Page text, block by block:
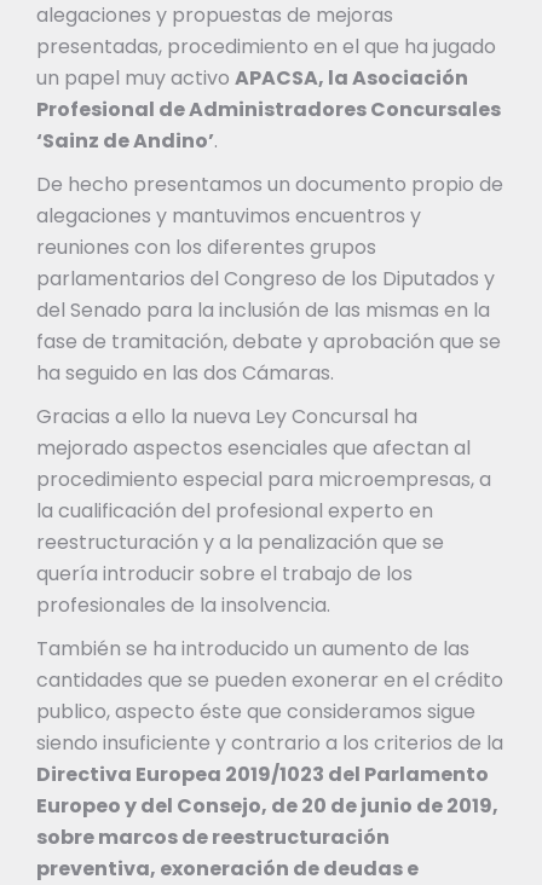
alegaciones y propuestas de mejoras
presentadas, procedimiento en el que ha jugado
un papel muy activo APACSA, la Asociación
Profesional de Administradores Concursales
‘Sainz de Andino’.
De hecho presentamos un documento propio de
alegaciones y mantuvimos encuentros y
reuniones con los diferentes grupos
parlamentarios del Congreso de los Diputados y
del Senado para la inclusión de las mismas en la
fase de tramitación, debate y aprobación que se
ha seguido en las dos Cámaras.
Gracias a ello la nueva Ley Concursal ha
mejorado aspectos esenciales que afectan al
procedimiento especial para microempresas, a
la cualificación del profesional experto en
reestructuración y a la penalización que se
quería introducir sobre el trabajo de los
profesionales de la insolvencia.
También se ha introducido un aumento de las
cantidades que se pueden exonerar en el crédito
publico, aspecto éste que consideramos sigue
siendo insuficiente y contrario a los criterios de la
Directiva Europea 2019/1023 del Parlamento
Europeo y del Consejo, de 20 de junio de 2019,
sobre marcos de reestructuración
preventiva, exoneración de deudas e